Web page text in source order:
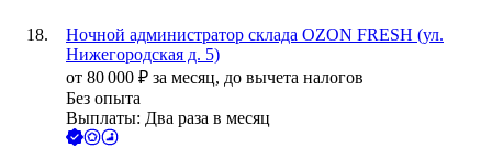
Ночной администратор склада OZON FRESH (ул.
Нижегородская д. 5)
от 80 000 ₽ за месяц, до вычета налогов
Без опыта
Выплаты: Два раза в месяц